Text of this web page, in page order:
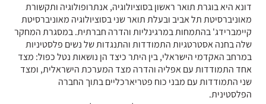
דונא היא בוגרת תואר ראשון בסוציולוגיה, אנתרופולוגיה ותקשורת
מאוניברסיטת תל אביב ובעלת תואר שני בסוציולוגיה מאוניברסיטת
קיימברידג' בהתמחות במרגינליות והדרה חברתית. במסגרת המחקר
שלה בחנה אסטרטגיות התמודדות והתנגדות של נשים פלסטיניות
במרחב האקדמי הישראלי, בין היתר כיצד הן נושאות נטל כפול: מצד
אחד התמודדות עם אפליה והדרה מצד המערכת הישראלית, ומצד
שני התמודדות עם מבני כוח פטריארכליים בתוך החברה
הפלסטינית.